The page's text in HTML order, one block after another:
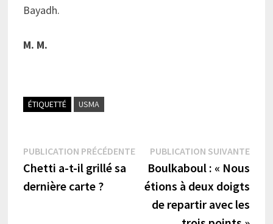
Bayadh.
M. M.
ÉTIQUETTÉ USMA
Navigation
de
PUBLICATION PRÉCÉDENTEPublication
précédente :
Chetti a-t-il grillé sa
dernière carte ?
PUBLICATION SUIVANTE
Boulkaboul : « Nous
étions à deux doigts
de repartir avec les